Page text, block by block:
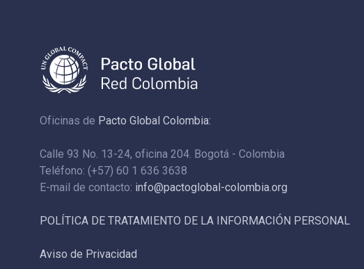
Oficinas de Pacto Global Colombia:
Calle 93 No. 13-24, oficina 204. Bogotá - Colombia
Teléfono: (+57) 60 1 636 3638
E-mail de contacto: info@pactoglobal-colombia.org
POLÍTICA DE TRATAMIENTO DE LA INFORMACIÓN PERSONAL
Aviso de Privacidad